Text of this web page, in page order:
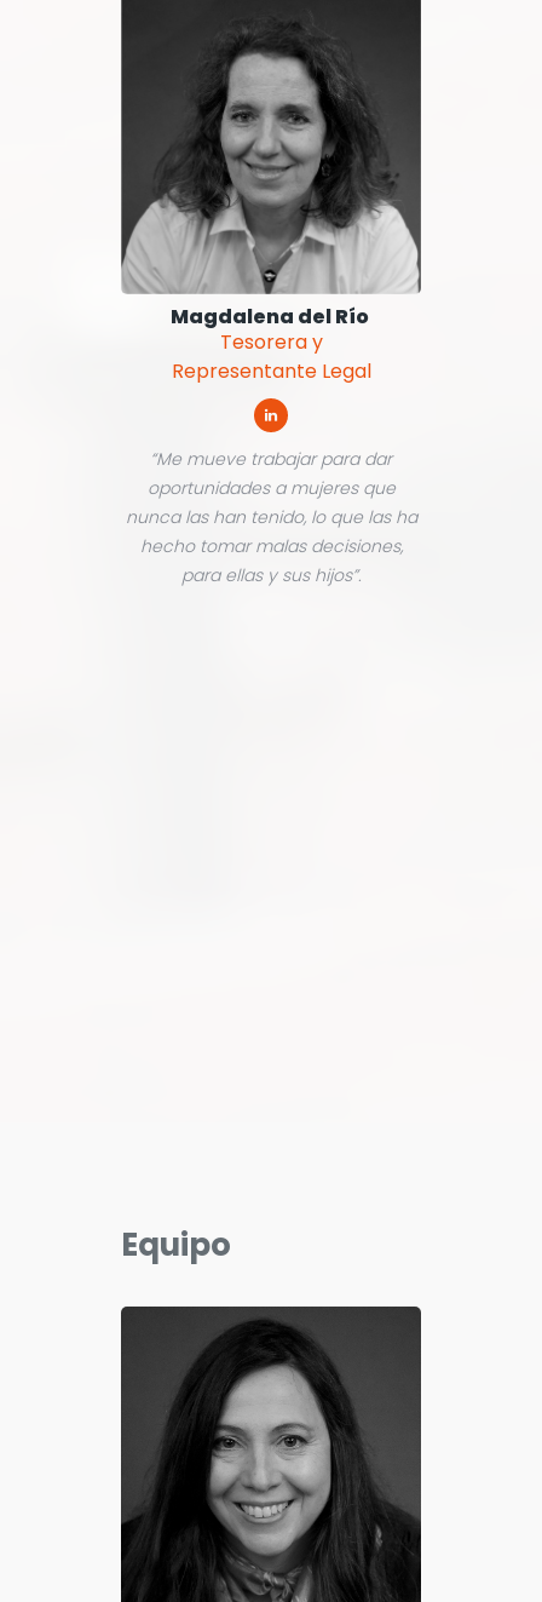
Magdalena del Río
Tesorera y
Representante Legal
“Me mueve trabajar para dar
oportunidades a mujeres que
nunca las han tenido, lo que las ha
hecho tomar malas decisiones,
para ellas y sus hijos”.
Equipo